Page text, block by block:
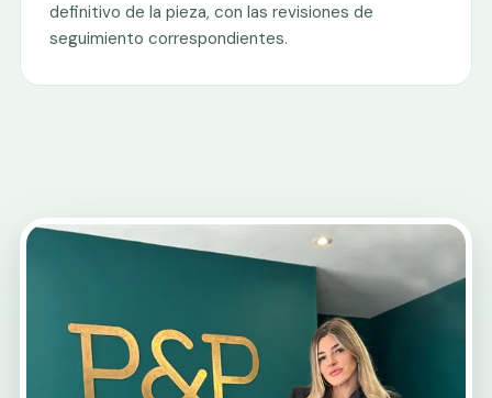
definitivo de la pieza, con las revisiones de
seguimiento correspondientes.